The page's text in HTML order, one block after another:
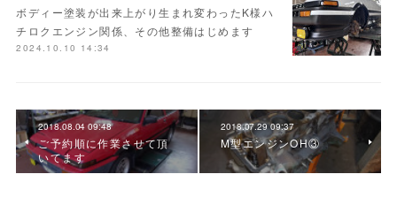
ボディー塗装が出来上がり生まれ変わったK様ハ
チロクエンジン関係、その他整備はじめます
2024.10.10 14:34
2018.08.04 09:48
ご予約順に作業させて頂
いてます
2018.07.29 09:37
M型エンジンOH③